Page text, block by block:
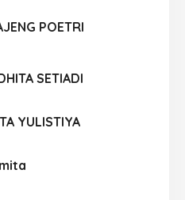
POETRI
SETIADI
YULISTIYA